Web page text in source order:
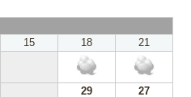
15 18
21
29
27